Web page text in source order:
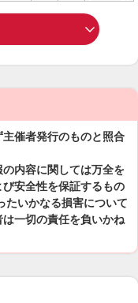
催者発行のものと照合
内容に関しては万全を
安全性を保証するもの
たいかなる損害について
一切の責任を負いかね